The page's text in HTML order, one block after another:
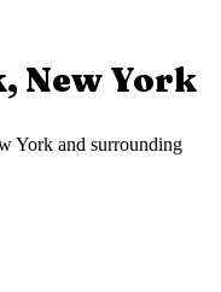
, New York
York and surrounding